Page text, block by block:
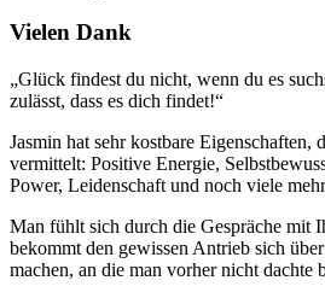
Vielen Dank
„Glück findest du nicht, wenn du es
zulässt, dass es dich findet!“
Jasmin hat sehr kostbare Eigenschaften,
vermittelt: Positive Energie,
Power, Leidenschaft und noch viele
Man fühlt sich durch die Gespräche mit
bekommt den gewissen Antrieb sich
machen, an die man vorher nicht dachte